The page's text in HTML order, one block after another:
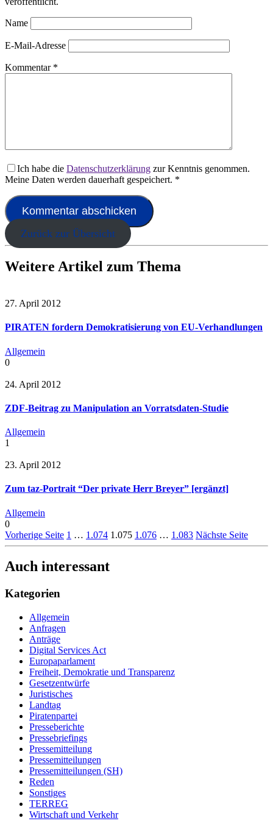
Name
E-Mail-Adresse
Kommentar *
Ich habe die Datenschutzerklärung zur Kenntnis genommen.
Meine Daten werden dauerhaft gespeichert. *
Zurück zur Übersicht
Weitere Artikel zum Thema
27. April 2012
PIRATEN fordern Demokratisierung von EU-Verhandlungen
Allgemein
0
24. April 2012
ZDF-Beitrag zu Manipulation an Vorratsdaten-Studie
Allgemein
1
23. April 2012
Zum taz-Portrait “Der private Herr Breyer” [ergänzt]
Allgemein
0
Vorherige Seite 1 … 1.074 1.075 1.076 … 1.083 Nächste Seite
Auch interessant
Kategorien
Allgemein
Anfragen
Anträge
Digital Services Act
Europaparlament
Freiheit, Demokratie und Transparenz
Gesetzentwürfe
Juristisches
Landtag
Piratenpartei
Presseberichte
Pressebriefings
Pressemitteilung
Pressemitteilungen
Pressemitteilungen (SH)
Reden
Sonstiges
TERREG
Wirtschaft und Verkehr